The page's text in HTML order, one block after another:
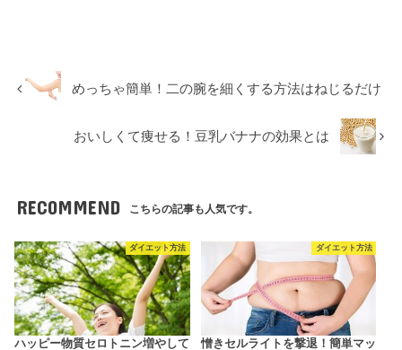
めっちゃ簡単！二の腕を細くする方法はねじるだけ
おいしくて痩せる！豆乳バナナの効果とは
RECOMMEND こちらの記事も人気です。
ダイエット方法
ハッピー物質セロトニン増やして
ダイエット方法
憎きセルライトを撃退！簡単マッ